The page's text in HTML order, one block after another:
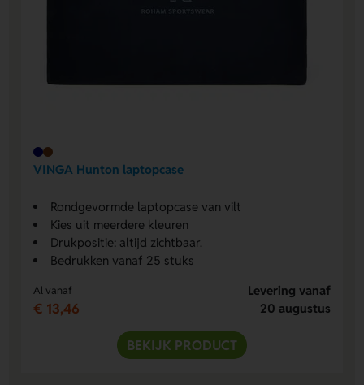
VINGA Hunton laptopcase
Rondgevormde laptopcase van vilt
Kies uit meerdere kleuren
Drukpositie: altijd zichtbaar.
Bedrukken vanaf 25 stuks
Al vanaf
€ 13,46
Levering vanaf
20 augustus
BEKIJK PRODUCT